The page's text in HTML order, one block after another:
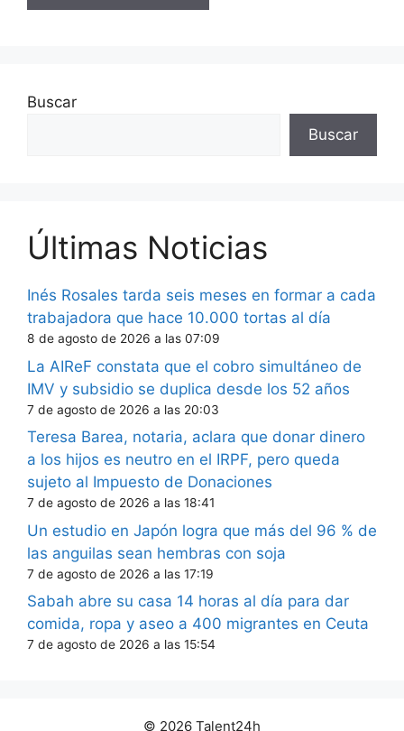
Buscar
Buscar
Últimas Noticias
Inés Rosales tarda seis meses en formar a cada
trabajadora que hace 10.000 tortas al día
8 de agosto de 2026 a las 07:09
La AIReF constata que el cobro simultáneo de
IMV y subsidio se duplica desde los 52 años
7 de agosto de 2026 a las 20:03
Teresa Barea, notaria, aclara que donar dinero
a los hijos es neutro en el IRPF, pero queda
sujeto al Impuesto de Donaciones
7 de agosto de 2026 a las 18:41
Un estudio en Japón logra que más del 96 % de
las anguilas sean hembras con soja
7 de agosto de 2026 a las 17:19
Sabah abre su casa 14 horas al día para dar
comida, ropa y aseo a 400 migrantes en Ceuta
7 de agosto de 2026 a las 15:54
© 2026 Talent24h